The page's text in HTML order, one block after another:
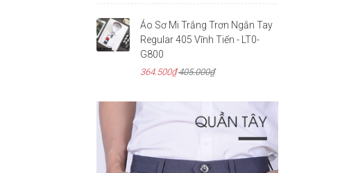
Áo Sơ Mi Trắng Trơn Ngắn Tay
Regular 405 Vĩnh Tiến - LT0-
G800
364.500₫405.000₫